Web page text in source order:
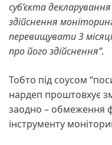
суб’єкта
здійснення
перевищувати 3
про його здійснення”.
Тобто під соусом
нардеп проштовхує
заодно – обмеження
інструменту